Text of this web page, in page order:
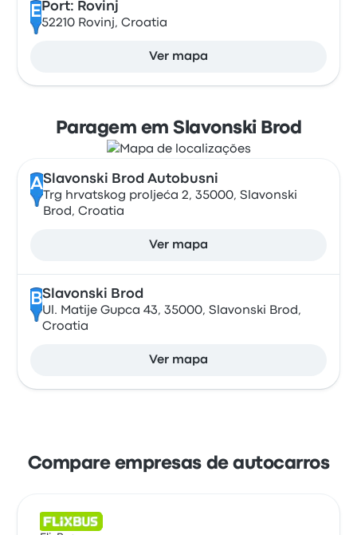
E Port: Rovinj
52210 Rovinj, Croatia
Ver mapa
Paragem em Slavonski Brod
ASlavonski Brod Autobusni
Trg hrvatskog proljeća 2, 35000, Slavonski
Brod, Croatia
Ver mapa
BSlavonski Brod
Ul. Matije Gupca 43, 35000, Slavonski Brod,
Croatia
Ver mapa
Compare empresas de autocarros